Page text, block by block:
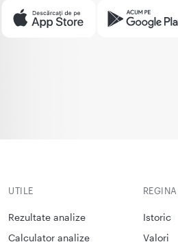
UTILE
Rezultate analize
Calculator analize
Istoric
Valori